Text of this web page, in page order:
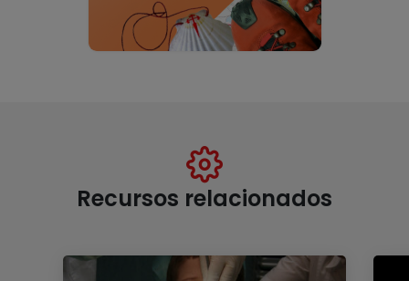
Recursos relacionados